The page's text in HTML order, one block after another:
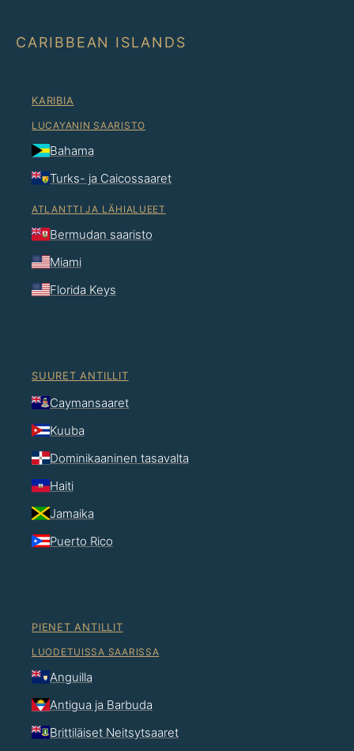
CARIBBEAN ISLANDS
KARIBIA
LUCAYANIN SAARISTO
Bahama
Turks- ja Caicossaaret
ATLANTTI JA LÄHIALUEET
Bermudan saaristo
Miami
Florida Keys
SUURET ANTILLIT
Caymansaaret
Kuuba
Dominikaaninen tasavalta
Haiti
Jamaika
Puerto Rico
PIENET ANTILLIT
LUODETUISSA SAARISSA
Anguilla
Antigua ja Barbuda
Brittiläiset Neitsytsaaret